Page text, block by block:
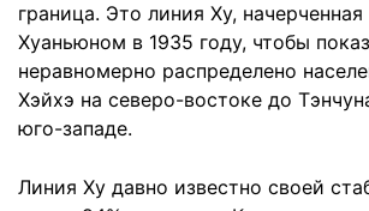
граница. Это линия Ху,
Хуаньюном в 1935 году, чтобы
неравномерно распределено
Хэйхэ на северо-востоке до
юго-западе.
Линия Ху давно известно своей